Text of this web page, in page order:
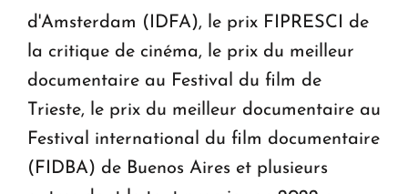
d'Amsterdam (IDFA), le prix FIPRESCI de
la critique de cinéma, le prix du meilleur
documentaire au Festival du film de
Trieste, le prix du meilleur documentaire au
Festival international du film documentaire
(FIDBA) de Buenos Aires et plusieurs